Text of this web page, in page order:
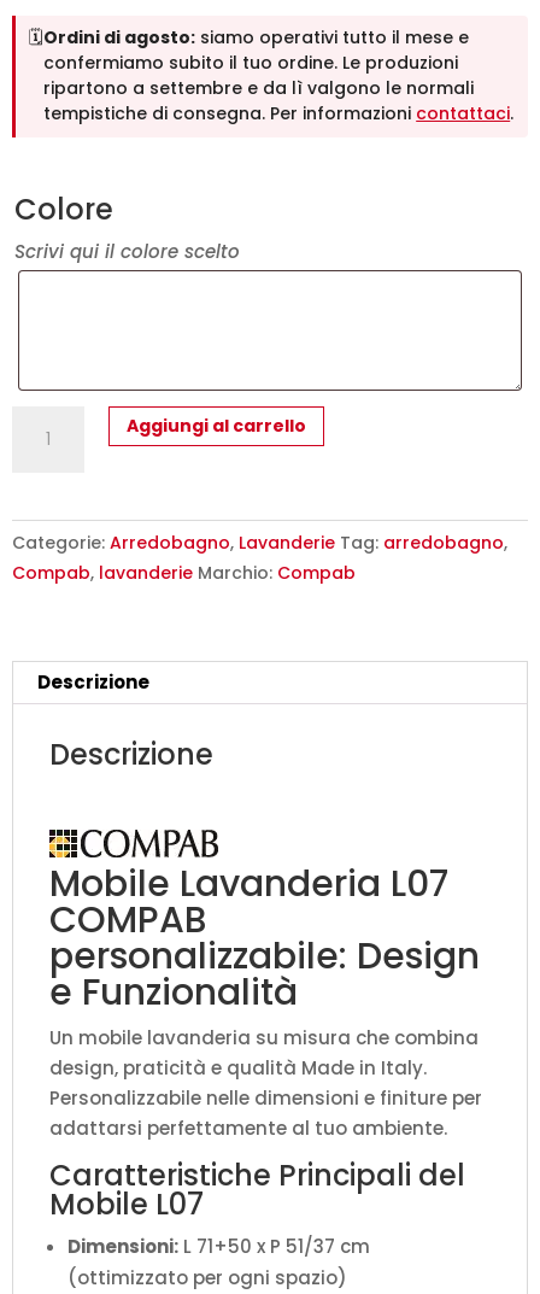
🗓️Ordini di agosto: siamo operativi tutto il mese e
confermiamo subito il tuo ordine. Le produzioni
ripartono a settembre e da lì valgono le normali
tempistiche di consegna. Per informazioni contattaci.
Colore
Scrivi qui il colore scelto
L
71+50
51/37
cm
COMPAB
Aggiungi al carrello
Categorie: Arredobagno, Lavanderie Tag: arredobagno,
Compab, lavanderie Marchio: Compab
Descrizione
Descrizione
Mobile Lavanderia L07
COMPAB
personalizzabile: Design
e Funzionalità
Un mobile lavanderia su misura che combina
design, praticità e qualità Made in Italy.
Personalizzabile nelle dimensioni e finiture per
adattarsi perfettamente al tuo ambiente.
Caratteristiche Principali del
Mobile L07
Dimensioni: L 71+50 x P 51/37 cm
(ottimizzato per ogni spazio)